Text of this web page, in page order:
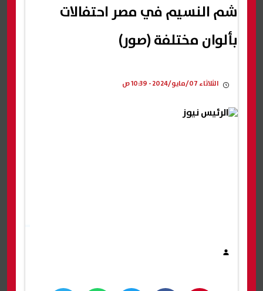
شم النسيم في مصر احتفالات
بألوان مختلفة (صور)
الثلاثاء 07/مايو/2024 - 10:39 ص